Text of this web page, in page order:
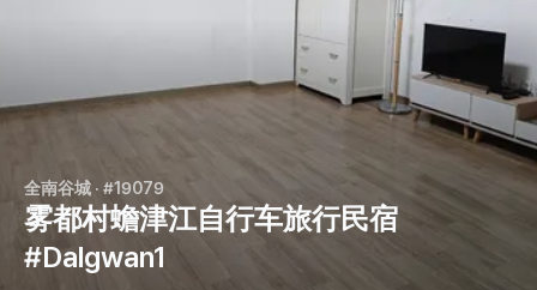
全南谷城 · #19079
雾都村蟾津江自行车旅行民宿
#Dalgwan1